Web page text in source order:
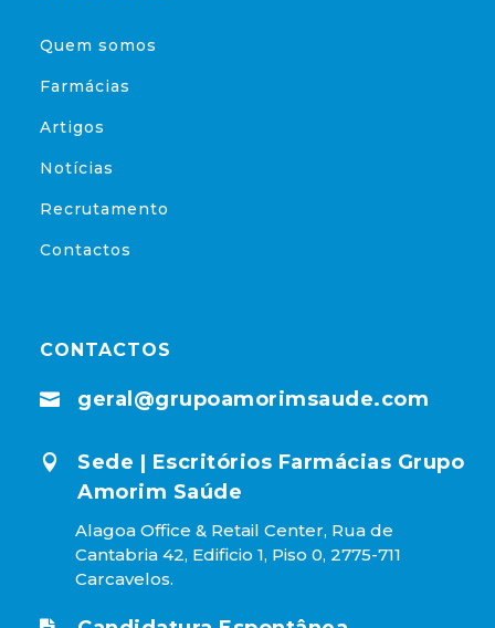
Quem somos
Farmácias
Artigos
Notícias
Recrutamento
Contactos
CONTACTOS
 geral@grupoamorimsaude.com

Sede | Escritórios Farmácias Grupo
Amorim Saúde
Alagoa Office & Retail Center, Rua de
Cantabria 42, Edificio 1, Piso 0, 2775-711
Carcavelos.